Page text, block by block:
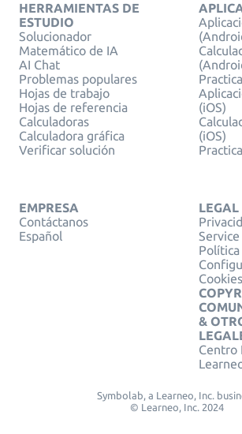
HERRAMIENTAS DE
ESTUDIO
Solucionador
Matemático de IA
AI Chat
Problemas populares
Hojas de trabajo
Hojas de referencia
Calculadoras
Calculadora gráfica
Verificar solución
(iOS)
(iOS)
EMPRESA
Contáctanos
Español
LEGAL
Cookies
&
Centro
Symbolab, a Learneo, Inc.
© Learneo, Inc. 2024